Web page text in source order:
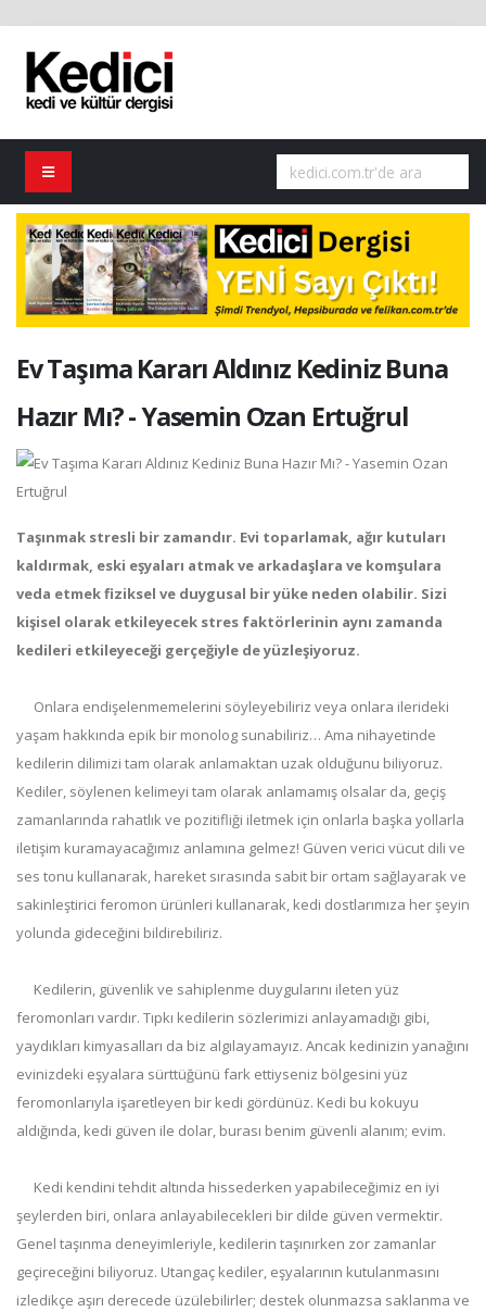
Ev Taşıma Kararı Aldınız Kediniz Buna
Hazır Mı? - Yasemin Ozan Ertuğrul
Taşınmak stresli bir zamandır. Evi toparlamak, ağır kutuları
kaldırmak, eski eşyaları atmak ve arkadaşlara ve komşulara
veda etmek fiziksel ve duygusal bir yüke neden olabilir. Sizi
kişisel olarak etkileyecek stres faktörlerinin aynı zamanda
kedileri etkileyeceği gerçeğiyle de yüzleşiyoruz.
Onlara endişelenmemelerini söyleyebiliriz veya onlara ilerideki
yaşam hakkında epik bir monolog sunabiliriz… Ama nihayetinde
kedilerin dilimizi tam olarak anlamaktan uzak olduğunu biliyoruz.
Kediler, söylenen kelimeyi tam olarak anlamamış olsalar da, geçiş
zamanlarında rahatlık ve pozitifliği iletmek için onlarla başka yollarla
iletişim kuramayacağımız anlamına gelmez! Güven verici vücut dili ve
ses tonu kullanarak, hareket sırasında sabit bir ortam sağlayarak ve
sakinleştirici feromon ürünleri kullanarak, kedi dostlarımıza her şeyin
yolunda gideceğini bildirebiliriz.
Kedilerin, güvenlik ve sahiplenme duygularını ileten yüz
feromonları vardır. Tıpkı kedilerin sözlerimizi anlayamadığı gibi,
yaydıkları kimyasalları da biz algılayamayız. Ancak kedinizin yanağını
evinizdeki eşyalara sürttüğünü fark ettiyseniz bölgesini yüz
feromonlarıyla işaretleyen bir kedi gördünüz. Kedi bu kokuyu
aldığında, kedi güven ile dolar, burası benim güvenli alanım; evim.
Kedi kendini tehdit altında hissederken yapabileceğimiz en iyi
şeylerden biri, onlara anlayabilecekleri bir dilde güven vermektir.
Genel taşınma deneyimleriyle, kedilerin taşınırken zor zamanlar
geçireceğini biliyoruz. Utangaç kediler, eşyalarının kutulanmasını
izledikçe aşırı derecede üzülebilirler; destek olunmazsa saklanma ve